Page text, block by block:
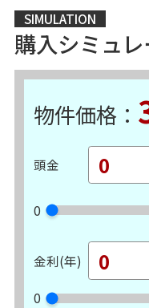
SIMULATION
購入シミュ
物件価格：
頭金
0
金利(年)
0